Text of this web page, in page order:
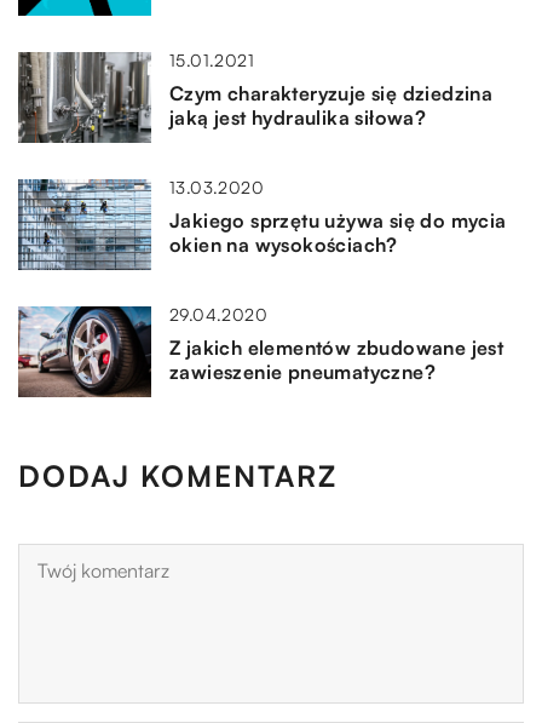
15.01.2021
Czym charakteryzuje się dziedzina
jaką jest hydraulika siłowa?
13.03.2020
Jakiego sprzętu używa się do mycia
okien na wysokościach?
29.04.2020
Z jakich elementów zbudowane jest
zawieszenie pneumatyczne?
DODAJ KOMENTARZ